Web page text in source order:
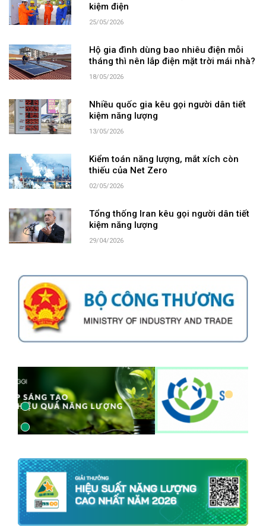
kiệm điện
25/05/2026
Hộ gia đình dùng bao nhiêu điện mỗi
tháng thì nên lắp điện mặt trời mái nhà?
18/05/2026
Nhiều quốc gia kêu gọi người dân tiết
kiệm năng lượng
13/05/2026
Kiểm toán năng lượng, mắt xích còn
thiếu của Net Zero
02/05/2026
Tổng thống Iran kêu gọi người dân tiết
kiệm năng lượng
29/04/2026